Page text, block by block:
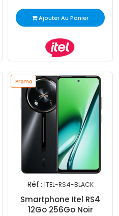
Ajouter Au Panier
Promo
Réf : ITEL-RS4-BLACK
Smartphone Itel RS4
12Go 256Go Noir